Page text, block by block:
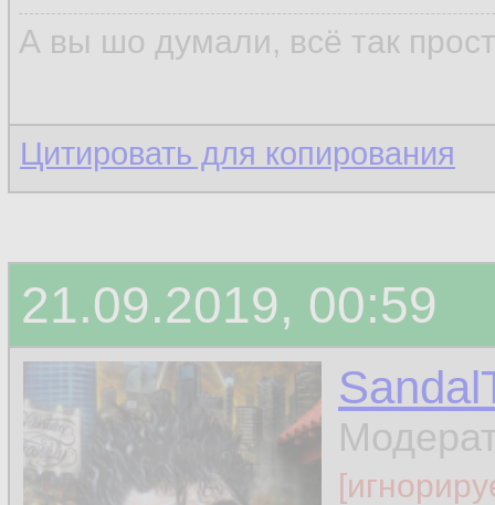
А вы шо думали, всё так
Цитировать для копирования
21.09.2019, 00:59